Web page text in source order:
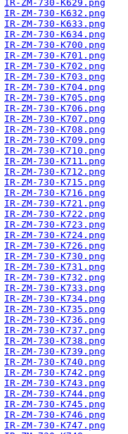
IR-ZM-730-K629.png
IR-ZM-730-K632.png
IR-ZM-730-K633.png
IR-ZM-730-K634.png
IR-ZM-730-K700.png
IR-ZM-730-K701.png
IR-ZM-730-K702.png
IR-ZM-730-K703.png
IR-ZM-730-K704.png
IR-ZM-730-K705.png
IR-ZM-730-K706.png
IR-ZM-730-K707.png
IR-ZM-730-K708.png
IR-ZM-730-K709.png
IR-ZM-730-K710.png
IR-ZM-730-K711.png
IR-ZM-730-K712.png
IR-ZM-730-K715.png
IR-ZM-730-K716.png
IR-ZM-730-K721.png
IR-ZM-730-K722.png
IR-ZM-730-K723.png
IR-ZM-730-K724.png
IR-ZM-730-K726.png
IR-ZM-730-K730.png
IR-ZM-730-K731.png
IR-ZM-730-K732.png
IR-ZM-730-K733.png
IR-ZM-730-K734.png
IR-ZM-730-K735.png
IR-ZM-730-K736.png
IR-ZM-730-K737.png
IR-ZM-730-K738.png
IR-ZM-730-K739.png
IR-ZM-730-K740.png
IR-ZM-730-K742.png
IR-ZM-730-K743.png
IR-ZM-730-K744.png
IR-ZM-730-K745.png
IR-ZM-730-K746.png
IR-ZM-730-K747.png